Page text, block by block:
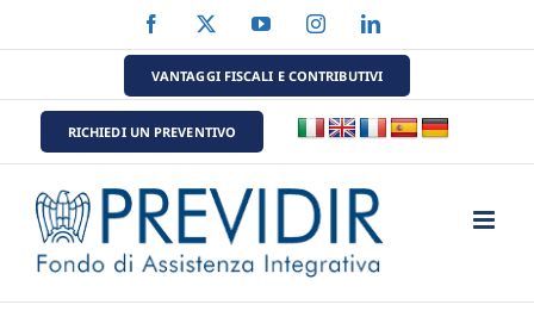
al
Facebook YouTubeInstagramLinkedIn
VANTAGGI FISCALI E CONTRIBUTIVI
RICHIEDI UN PREVENTIVO